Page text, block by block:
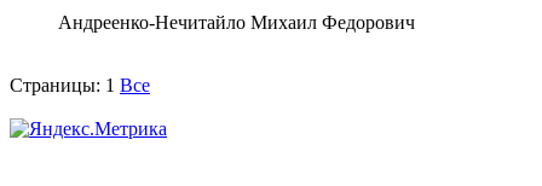
Андреенко-Нечитайло Михаил Федорович
Страницы: 1 Все